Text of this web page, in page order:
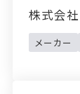
株式会社
メーカー